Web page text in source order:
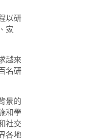
以研
家
越來
名研
景的
和學
社交
各地